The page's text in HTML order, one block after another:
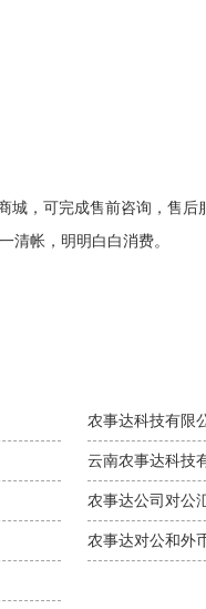
，可完成售前咨询，售
清帐，明明白白消费。
农事达科技有限
云南农事达科技
农事达公司对公
农事达对公和外